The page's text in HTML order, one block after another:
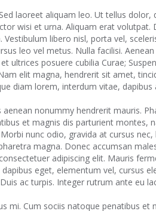
laoreet aliquam leo. Ut tellus dolor,
wisi et urna. Aliquam erat volutpat.
Vestibulum libero nisl, porta vel,
leo vel metus. Nulla facilisi.
ultrices posuere cubilia Curae;
elit magna, hendrerit sit amet,
diam lorem, interdum vitae, dapibus
nonummy hendrerit mauris.
et magnis dis parturient montes,
nunc odio, gravida at cursus
magna. Donec accumsan
adipiscing elit. Mauris
eget, elementum vel, cursus
ac turpis. Integer rutrum ante eu
mi. Cum sociis natoque penatibus et